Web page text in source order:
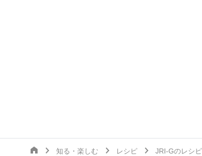
知る・楽しむ レシピ JRI-Gのレシ